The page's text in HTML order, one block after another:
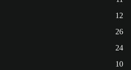
12
26
24
10